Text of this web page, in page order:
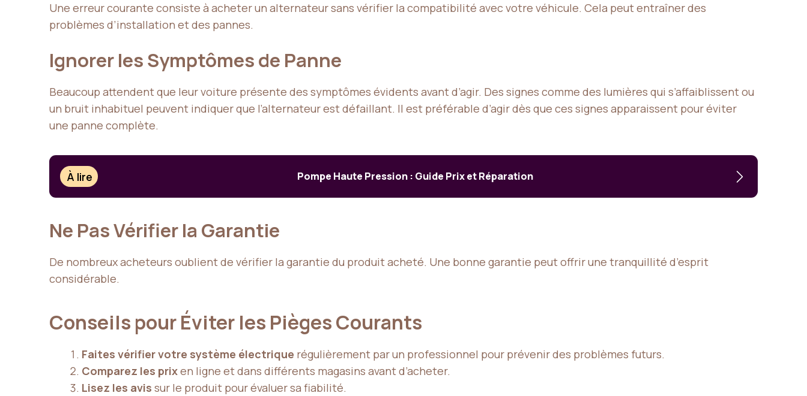
Une erreur courante consiste à acheter un alternateur sans vérifier la compatibilité avec votre véhicule. Cela peut entraîner des
problèmes d’installation et des pannes.
Ignorer les Symptômes de Panne
Beaucoup attendent que leur voiture présente des symptômes évidents avant d’agir. Des signes comme des lumières qui s’affaiblissent ou
un bruit inhabituel peuvent indiquer que l’alternateur est défaillant. Il est préférable d’agir dès que ces signes apparaissent pour éviter
une panne complète.
À lire Pompe Haute Pression : Guide Prix et Réparation
Ne Pas Vérifier la Garantie
De nombreux acheteurs oublient de vérifier la garantie du produit acheté. Une bonne garantie peut offrir une tranquillité d’esprit
considérable.
Conseils pour Éviter les Pièges Courants
Faites vérifier votre système électrique régulièrement par un professionnel pour prévenir des problèmes futurs.
Comparez les prixen ligne et dans différents magasins avant d’acheter.
Lisez les avis sur le produit pour évaluer sa fiabilité.